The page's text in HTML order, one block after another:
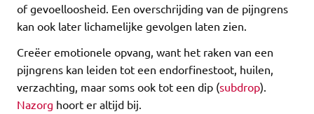
of gevoelloosheid. Een overschrijding van de pijngrens
kan ook later lichamelijke gevolgen laten zien.
Creëer emotionele opvang, want het raken van een
pijngrens kan leiden tot een endorfinestoot, huilen,
verzachting, maar soms ook tot een dip (subdrop).
Nazorg hoort er altijd bij.